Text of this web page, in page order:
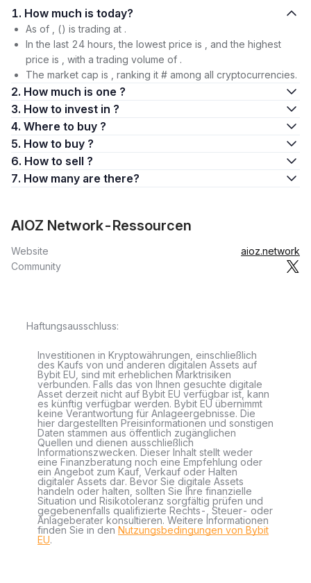
1. How much is today?
As of , () is trading at .
In the last 24 hours, the lowest price is , and the highest
price is , with a trading volume of .
The market cap is , ranking it # among all cryptocurrencies.
2. How much is one ?
3. How to invest in ?
4. Where to buy ?
5. How to buy ?
6. How to sell ?
7. How many are there?
AIOZ Network-Ressourcen
Website
aioz.network
Community
Haftungsausschluss:
Investitionen in Kryptowährungen, einschließlich
des Kaufs von und anderen digitalen Assets auf
Bybit EU, sind mit erheblichen Marktrisiken
verbunden. Falls das von Ihnen gesuchte digitale
Asset derzeit nicht auf Bybit EU verfügbar ist, kann
es künftig verfügbar werden. Bybit EU übernimmt
keine Verantwortung für Anlageergebnisse. Die
hier dargestellten Preisinformationen und sonstigen
Daten stammen aus öffentlich zugänglichen
Quellen und dienen ausschließlich
Informationszwecken. Dieser Inhalt stellt weder
eine Finanzberatung noch eine Empfehlung oder
ein Angebot zum Kauf, Verkauf oder Halten
digitaler Assets dar. Bevor Sie digitale Assets
handeln oder halten, sollten Sie Ihre finanzielle
Situation und Risikotoleranz sorgfältig prüfen und
gegebenenfalls qualifizierte Rechts-, Steuer- oder
Anlageberater konsultieren. Weitere Informationen
finden Sie in den Nutzungsbedingungen von Bybit
EU.